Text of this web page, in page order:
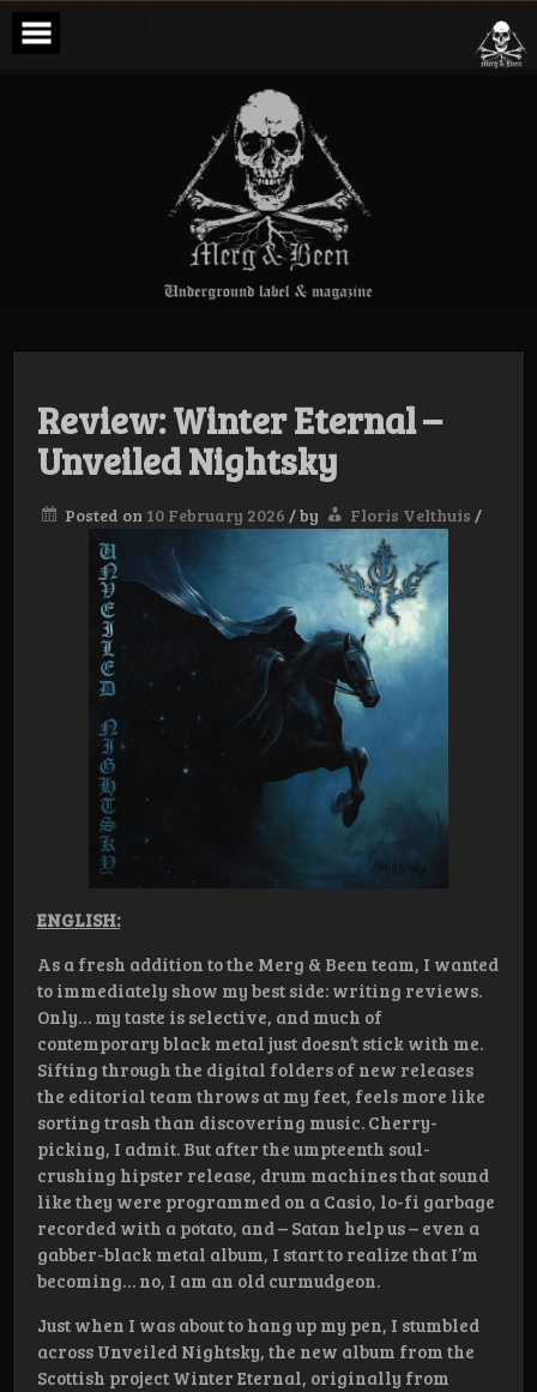
Skip
content
Merg & Been –
Underground
Label &
Magazine
Review: Winter Eternal –
Unveiled Nightsky
Posted on 10 February 2026 /by Floris Velthuis /
ENGLISH:
As a fresh addition to the Merg & Been team, I wanted
to immediately show my best side: writing reviews.
Only… my taste is selective, and much of
contemporary black metal just doesn’t stick with me.
Sifting through the digital folders of new releases
the editorial team throws at my feet, feels more like
sorting trash than discovering music. Cherry-
picking, I admit. But after the umpteenth soul-
crushing hipster release, drum machines that sound
like they were programmed on a Casio, lo-fi garbage
recorded with a potato, and – Satan help us – even a
gabber-black metal album, I start to realize that I’m
becoming… no, I am an old curmudgeon.
Just when I was about to hang up my pen, I stumbled
across Unveiled Nightsky, the new album from the
Scottish project Winter Eternal, originally from